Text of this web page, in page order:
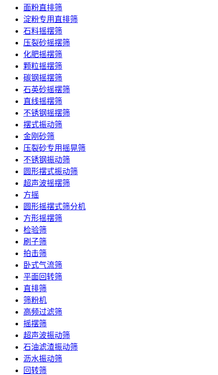
面粉直排筛
淀粉专用直排筛
石料摇摆筛
压裂砂摇摆筛
化肥摇摆筛
颗粒摇摆筛
碳钢摇摆筛
石英砂摇摆筛
直线摇摆筛
不锈钢摇摆筛
摆式振动筛
金刚砂筛
压裂砂专用摇晃筛
不锈钢振动筛
圆形摆式振动筛
超声波摇摆筛
方摇
圆形摇摆式筛分机
方形摇摆筛
检验筛
刷子筛
拍击筛
卧式气流筛
平面回转筛
直排筛
筛粉机
高频过滤筛
摇摆筛
超声波振动筛
石油滤渣振动筛
沥水振动筛
回转筛